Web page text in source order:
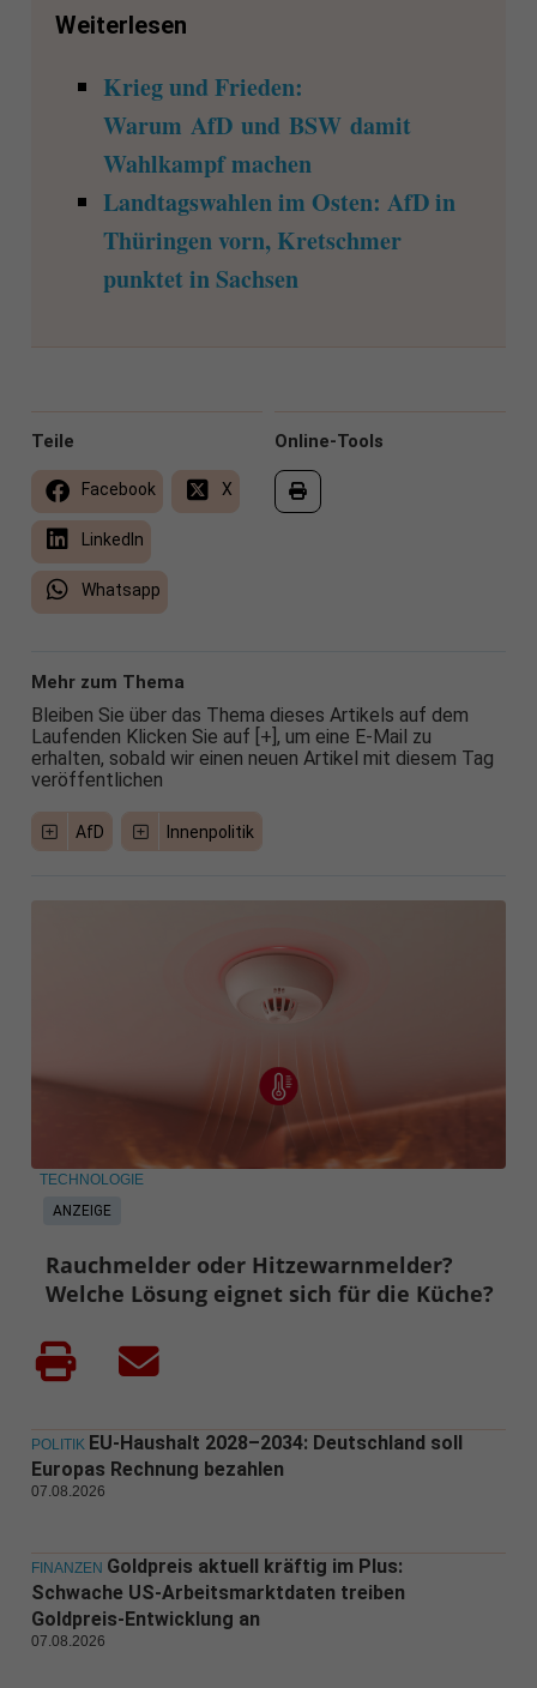
Weiterlesen
Krieg und Frieden:
Warum AfD und BSW damit
Wahlkampf machen
Landtagswahlen im Osten: AfD in
Thüringen vorn, Kretschmer
punktet in Sachsen
Online-Tools
Teile
Facebook X
LinkedIn
Whatsapp
Mehr zum Thema
Bleiben Sie über das Thema dieses Artikels auf dem
Laufenden Klicken Sie auf [+], um eine E-Mail zu
erhalten, sobald wir einen neuen Artikel mit diesem Tag
veröffentlichen
AfD Innenpolitik
ANZEIGE
TECHNOLOGIE
Rauchmelder oder Hitzewarnmelder?
Welche Lösung eignet sich für die Küche?
POLITIK EU-Haushalt 2028–2034: Deutschland soll
Europas Rechnung bezahlen
07.08.2026
FINANZEN Goldpreis aktuell kräftig im Plus:
Schwache US-Arbeitsmarktdaten treiben
Goldpreis-Entwicklung an
07.08.2026